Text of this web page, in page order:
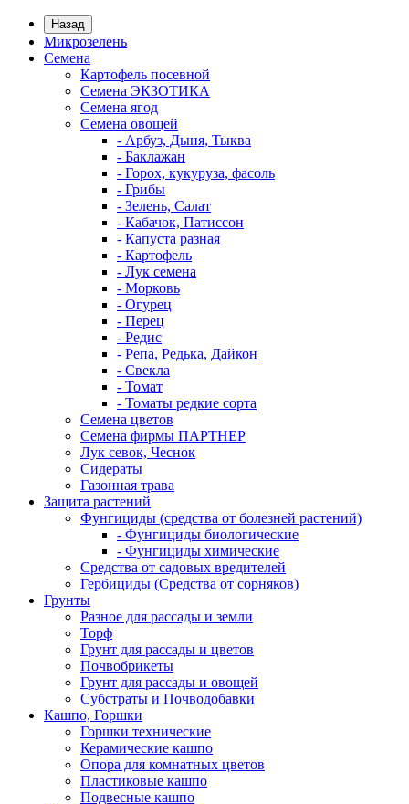
Назад
Микрозелень
Семена
Картофель посевной
Семена ЭКЗОТИКА
Семена ягод
Семена овощей
- Арбуз, Дыня, Тыква
- Баклажан
- Горох, кукуруза, фасоль
- Грибы
- Зелень, Салат
- Кабачок, Патиссон
- Капуста разная
- Картофель
- Лук семена
- Морковь
- Огурец
- Перец
- Редис
- Репа, Редька, Дайкон
- Свекла
- Томат
- Томаты редкие сорта
Семена цветов
Семена фирмы ПАРТНЕР
Лук севок, Чеснок
Сидераты
Газонная трава
Защита растений
Фунгициды (средства от болезней растений)
- Фунгициды биологические
- Фунгициды химические
Средства от садовых вредителей
Гербициды (Средства от сорняков)
Грунты
Разное для рассады и земли
Торф
Грунт для рассады и цветов
Почвобрикеты
Грунт для рассады и овощей
Субстраты и Почводобавки
Кашпо, Горшки
Горшки технические
Керамические кашпо
Опора для комнатных цветов
Пластиковые кашпо
Подвесные кашпо